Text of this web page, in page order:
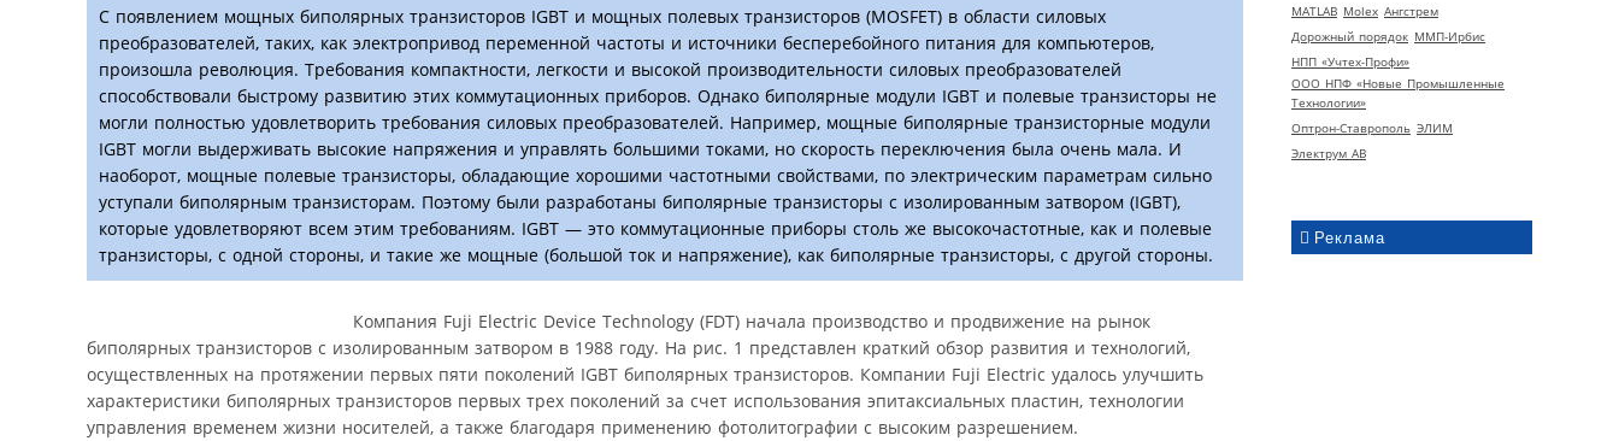
MATLAB Molex Ангстрем
Дорожный порядок ММП-Ирбис
НПП «Учтех-Профи»
ООО НПФ «Новые Промышленные
Технологии»
Оптрон-Ставрополь ЭЛИМ
Электрум АВ
Реклама
С появлением мощных биполярных транзисторов IGBT и мощных полевых транзисторов (MOSFET) в области силовых
преобразователей, таких, как электропривод переменной частоты и источники бесперебойного питания для компьютеров,
произошла революция. Требования компактности, легкости и высокой производительности силовых преобразователей
способствовали быстрому развитию этих коммутационных приборов. Однако биполярные модули IGBT и полевые транзисторы не
могли полностью удовлетворить требования силовых преобразователей. Например, мощные биполярные транзисторные модули
IGBT могли выдерживать высокие напряжения и управлять большими токами, но скорость переключения была очень мала. И
наоборот, мощные полевые транзисторы, обладающие хорошими частотными свойствами, по электрическим параметрам сильно
уступали биполярным транзисторам. Поэтому были разработаны биполярные транзисторы с изолированным затвором (IGBT),
которые удовлетворяют всем этим требованиям. IGBT — это коммутационные приборы столь же высокочастотные, как и полевые
транзисторы, с одной стороны, и такие же мощные (большой ток и напряжение), как биполярные транзисторы, с другой стороны.
Компания Fuji Electric Device Technology (FDT) начала производство и продвижение на рынок
биполярных транзисторов с изолированным затвором в 1988 году. На рис. 1 представлен краткий обзор развития и технологий,
осуществленных на протяжении первых пяти поколений IGBT биполярных транзисторов. Компании Fuji Electric удалось улучшить
характеристики биполярных транзисторов первых трех поколений за счет использования эпитаксиальных пластин, технологии
управления временем жизни носителей, а также благодаря применению фотолитографии с высоким разрешением.